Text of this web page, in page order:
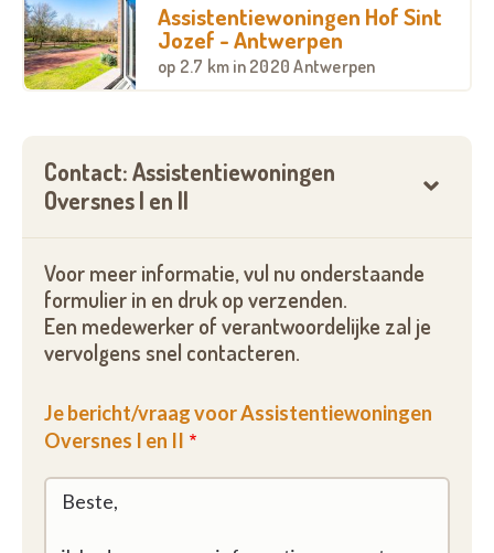
Vul onderstaand formulier in, bel ons of neem een
kijkje op onze website.
Assistentiewoningen Hof Sint
Jozef - Antwerpen
op 2.7 km in 2020 Antwerpen
Contact: Assistentiewoningen
Oversnes I en II
Voor meer informatie, vul nu onderstaande
formulier in en druk op verzenden.
Een medewerker of verantwoordelijke zal je
vervolgens snel contacteren.
Je bericht/vraag voor Assistentiewoningen
Oversnes I en II